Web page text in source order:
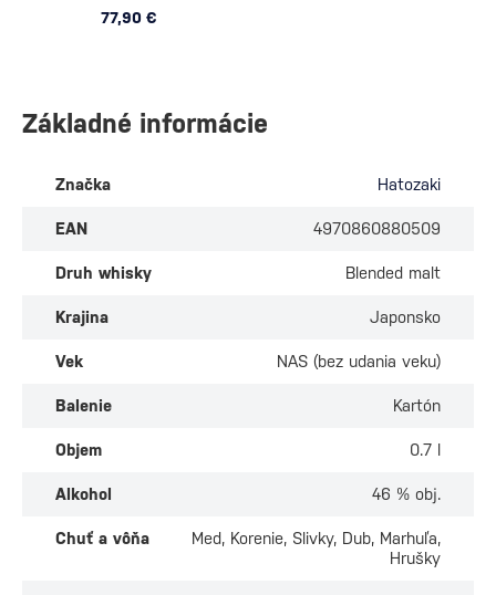
77,90 €
Základné informácie
Značka Hatozaki
EAN 4970860880509
Druh whisky Blended malt
Krajina Japonsko
Vek NAS (bez udania veku)
Balenie Kartón
Objem 0.7 l
Alkohol 46 % obj.
Chuť a vôňa
Med, Korenie, Slivky, Dub, Marhuľa,
Hrušky